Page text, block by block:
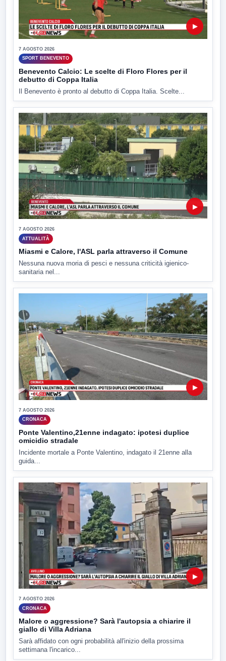
▶
7 AGOSTO 2026
SPORT BENEVENTO
Benevento Calcio: Le scelte di Floro Flores per il
debutto di Coppa Italia
Il Benevento è pronto al debutto di Coppa Italia. Scelte...
▶
7 AGOSTO 2026
ATTUALITÀ
Miasmi e Calore, l'ASL parla attraverso il Comune
Nessuna nuova moria di pesci e nessuna criticità igienico-
sanitaria nel...
▶
7 AGOSTO 2026
CRONACA
Ponte Valentino,21enne indagato: ipotesi duplice
omicidio stradale
Incidente mortale a Ponte Valentino, indagato il 21enne alla
guida...
▶
7 AGOSTO 2026
CRONACA
Malore o aggressione? Sarà l'autopsia a chiarire il
giallo di Villa Adriana
Sarà affidato con ogni probabilità all'inizio della prossima
settimana l'incarico...